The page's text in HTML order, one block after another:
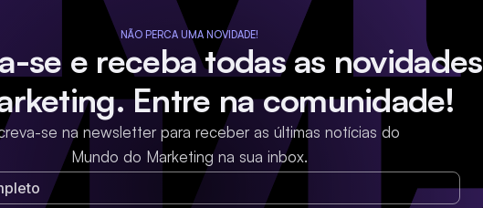
NÃO PERCA UMA NOVIDADE!
se e receba todas as novidades
Entre na comunidade!
se na newsletter para receber as últimas notícias do
Mundo do Marketing na sua inbox.